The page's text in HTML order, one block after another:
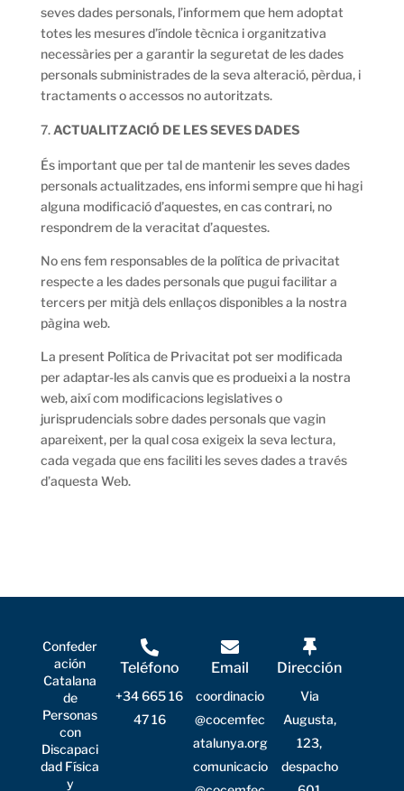
seves dades personals, l’informem que hem adoptat
totes les mesures d’índole tècnica i organitzativa
necessàries per a garantir la seguretat de les dades
personals subministrades de la seva alteració, pèrdua, i
tractaments o accessos no autoritzats.
ACTUALITZACIÓ DE LES SEVES DADES
És important que per tal de mantenir les seves dades
personals actualitzades, ens informi sempre que hi hagi
alguna modificació d’aquestes, en cas contrari, no
respondrem de la veracitat d’aquestes.
No ens fem responsables de la política de privacitat
respecte a les dades personals que pugui facilitar a
tercers per mitjà dels enllaços disponibles a la nostra
pàgina web.
La present Política de Privacitat pot ser modificada
per adaptar-les als canvis que es produeixi a la nostra
web, així com modificacions legislatives o
jurisprudencials sobre dades personals que vagin
apareixent, per la qual cosa exigeix la seva lectura,
cada vegada que ens faciliti les seves dades a través
d’aquesta Web.
Confeder
ación
Catalana
de
Personas
con
Discapaci
dad Física
y
Teléfono
+34 665 16
47 16
Email
coordinacio
@cocemfec
atalunya.org
comunicacio
Dirección
Via
Augusta,
123,
despacho